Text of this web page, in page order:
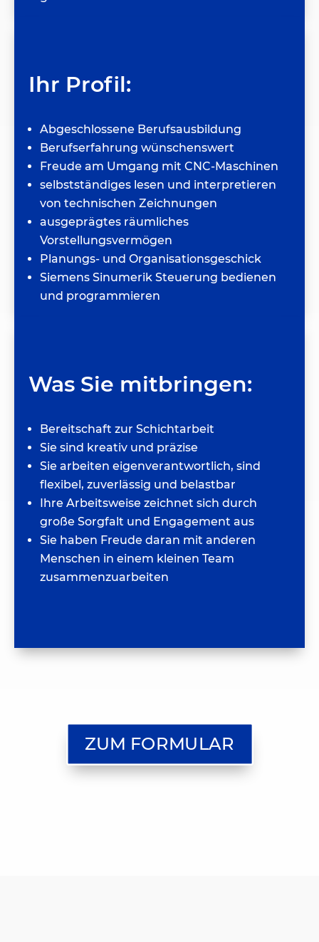
Ihr Profil:
Abgeschlossene Berufsausbildung
Berufserfahrung wünschenswert
Freude am Umgang mit CNC-Maschinen
selbstständiges lesen und interpretieren
von technischen Zeichnungen
ausgeprägtes räumliches
Vorstellungsvermögen
Planungs- und Organisationsgeschick
Siemens Sinumerik Steuerung bedienen
und programmieren
Was Sie mitbringen:
Bereitschaft zur Schichtarbeit
Sie sind kreativ und präzise
Sie arbeiten eigenverantwortlich, sind
flexibel, zuverlässig und belastbar
Ihre Arbeitsweise zeichnet sich durch
große Sorgfalt und Engagement aus
Sie haben Freude daran mit anderen
Menschen in einem kleinen Team
zusammenzuarbeiten
ZUM FORMULAR